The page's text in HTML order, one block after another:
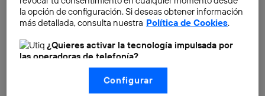
la opción de configuración. Si deseas obtener información
más detallada, consulta nuestra Política de Cookies.
¿Quieres activar la tecnología impulsada por
las operadoras de telefonía?
Nosotros, Telefónica S.A., utilizamos la tecnología Utiq para
realizar nuestras acciones de marketing digital o análisis
(como se describe en este aviso de consentimiento)
Configurar